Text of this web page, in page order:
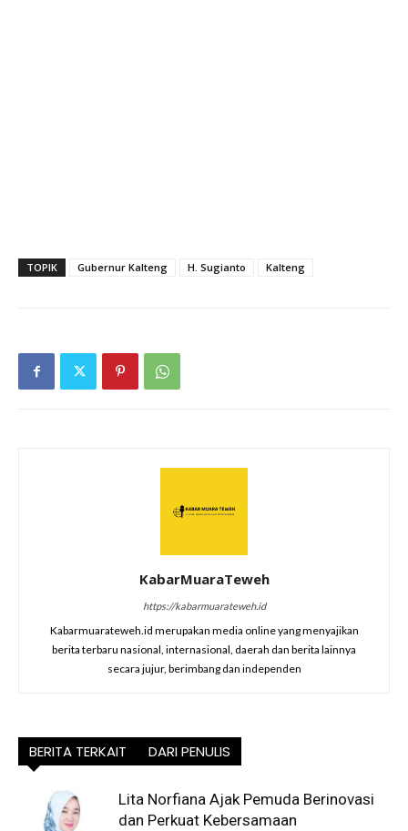
TOPIK Gubernur Kalteng H. Sugianto Kalteng
KabarMuaraTeweh
https://kabarmuarateweh.id
Kabarmuarateweh.id merupakan media online yang menyajikan
berita terbaru nasional, internasional, daerah dan berita lainnya
secara jujur, berimbang dan independen
BERITA TERKAIT DARI PENULIS
Lita Norfiana Ajak Pemuda Berinovasi
dan Perkuat Kebersamaan